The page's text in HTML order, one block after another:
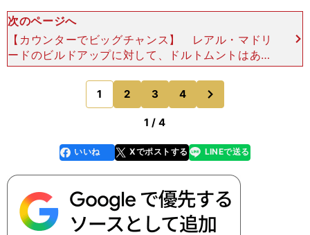
次のページへ
【カウンターでビッグチャンス】 レアル・マドリ
ードのビルドアップに対して、ドルトムントはあま
り前からプレッシャーをかけずに、４－１－４－１
のミドルブロックで構えた。前半はこれがうまくは
まっていました
1 2 3 4
のページへ
1 / 4
faceboo
k
いいね Xでポストする
line LINEで送る